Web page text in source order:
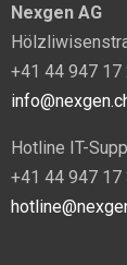
Nexgen AG
+41 44 947 17
Hotline IT-
+41 44 947 17